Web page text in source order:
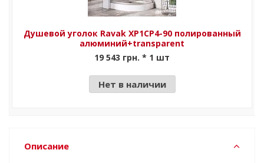
Душевой уголок Ravak XP1CP4-90 полированный
алюминий+transparent
19 543 грн. * 1 шт
Нет в наличии
Описание